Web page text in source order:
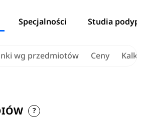
Specjalności Studia
wg przedmiotów Ceny